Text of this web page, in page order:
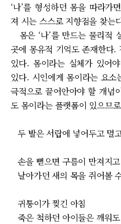
‘나’를 형성하던 몸을 따라가
져 시는 스스로 지향점을 찾는
몸은 ‘나’를 만드는 물리적
곳에 몽유적 기억도 존재한다.
있다. 몸이라는 실체가 있어
있다. 시인에게 몸이라는 요소
극적으로 끌어안아야 할 개념
도 몸이라는 플랫폼이 있으므
두 발은 서랍에 넣어두고 멀
손을 뻗으면 구름이 만져지
날아가던 새의 목을 쥐어볼
귀퉁이가 찢긴 아침
죽은 척하던 아이들은 깨워